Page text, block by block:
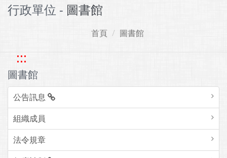
行政單位 - 圖書館
首頁 圖書館
:::
圖書館
公告訊息
組織成員
法令規章